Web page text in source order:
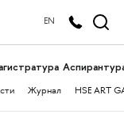
EN
Журнал HSE ART